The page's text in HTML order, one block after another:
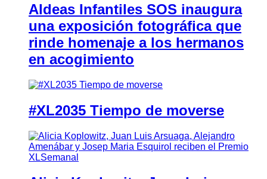
Aldeas Infantiles SOS inaugura
una exposición fotográfica que
rinde homenaje a los hermanos
en acogimiento
#XL2035 Tiempo de moverse